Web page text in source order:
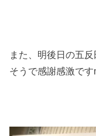
また、明後日の五
そうで感謝感激です